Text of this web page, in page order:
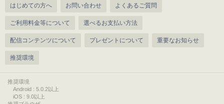
はじめての方へ お問い合わせ よくあるご質問
ご利用料金等について 選べるお支払い方法
配信コンテンツについて プレゼントについて 重要なお知らせ
推奨環境
推奨環境
Android : 5.0.2以上
iOS : 9.0以上